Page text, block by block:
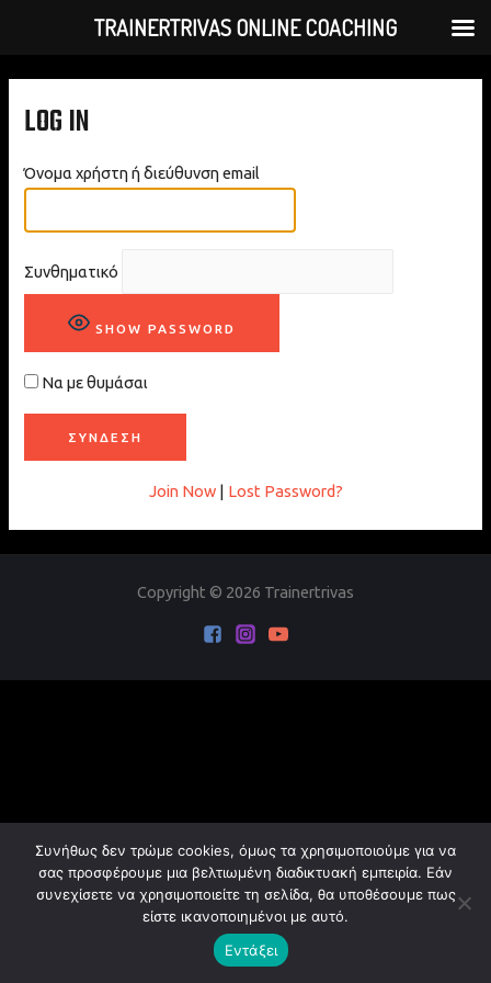
LOG IN
Όνομα χρήστη ή διεύθυνση email
Συνθηματικό
SHOW PASSWORD
Να με θυμάσαι
Join Now| Lost Password?
Copyright © 2026 Trainertrivas
TRAINERTRIVAS ONLINE COACHING
Συνήθως δεν τρώμε cookies, όμως τα χρησιμοποιούμε για να
σας προσφέρουμε μια βελτιωμένη διαδικτυακή εμπειρία. Εάν
συνεχίσετε να χρησιμοποιείτε τη σελίδα, θα υποθέσουμε πως
είστε ικανοποιημένοι με αυτό.
Εντάξει